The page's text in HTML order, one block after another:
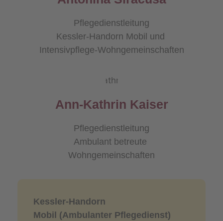
Pflegedienstleitung
Kessler-Handorn Mobil und
Intensivpflege-Wohngemeinschaften
Ann-Kathrin Kaiser
Pflegedienstleitung
Ambulant betreute
Wohngemeinschaften
Kessler-Handorn
Mobil (Ambulanter Pflegedienst)